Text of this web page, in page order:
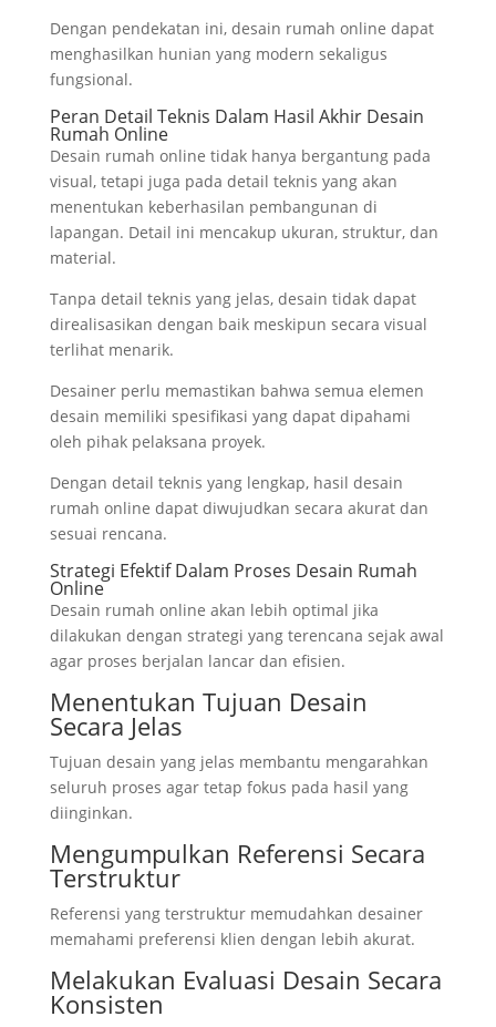
Dengan pendekatan ini, desain rumah online dapat
menghasilkan hunian yang modern sekaligus
fungsional.
Peran Detail Teknis Dalam Hasil Akhir Desain
Rumah Online
Desain rumah online tidak hanya bergantung pada
visual, tetapi juga pada detail teknis yang akan
menentukan keberhasilan pembangunan di
lapangan. Detail ini mencakup ukuran, struktur, dan
material.
Tanpa detail teknis yang jelas, desain tidak dapat
direalisasikan dengan baik meskipun secara visual
terlihat menarik.
Desainer perlu memastikan bahwa semua elemen
desain memiliki spesifikasi yang dapat dipahami
oleh pihak pelaksana proyek.
Dengan detail teknis yang lengkap, hasil desain
rumah online dapat diwujudkan secara akurat dan
sesuai rencana.
Strategi Efektif Dalam Proses Desain Rumah
Online
Desain rumah online akan lebih optimal jika
dilakukan dengan strategi yang terencana sejak awal
agar proses berjalan lancar dan efisien.
Menentukan Tujuan Desain
Secara Jelas
Tujuan desain yang jelas membantu mengarahkan
seluruh proses agar tetap fokus pada hasil yang
diinginkan.
Mengumpulkan Referensi Secara
Terstruktur
Referensi yang terstruktur memudahkan desainer
memahami preferensi klien dengan lebih akurat.
Melakukan Evaluasi Desain Secara
Konsisten